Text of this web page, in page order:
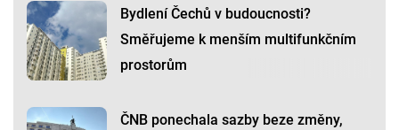
Bydlení Čechů v budoucnosti?
Směřujeme k menším multifunkčním
prostorům
ČNB ponechala sazby beze změny,